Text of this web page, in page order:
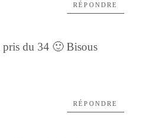
pris du 34 🙂 Bisous
RÉPONDRE
RÉPONDRE